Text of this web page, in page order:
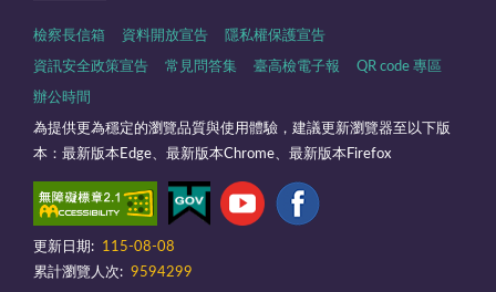
檢察長信箱 資料開放宣告 隱私權保護宣告
資訊安全政策宣告 常見問答集 臺高檢電子報 QR code 專區
辦公時間
為提供更為穩定的瀏覽品質與使用體驗，建議更新瀏覽器至以下版
本：最新版本Edge、最新版本Chrome、最新版本Firefox
更新日期:
115-08-08
累計瀏覽人次: 9594299